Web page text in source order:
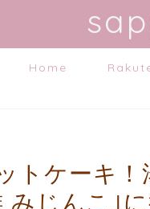
Home
トケーキ！
みじんこ｣